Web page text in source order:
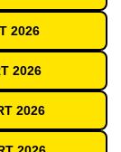
2026
2026
2026